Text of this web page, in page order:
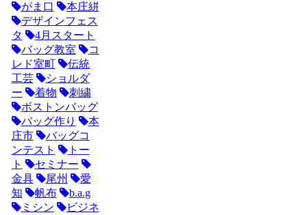
がま口
本庄絣
デザインフェス
タ
4月スタート
バッグ教室
コ
レド室町
伝統
工芸
ショルダ
ー
着物
刺繍
ボストンバッグ
バッグ作り
本
庄市
バッグコ
ンテスト
トー
ト
セミナー
金具
尾州
愛
知
帆布
b.a.g
ミシン
ビジネ